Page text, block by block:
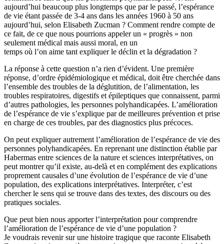
aujourd’hui beaucoup plus longtemps que par le passé, l’espérance
de vie étant passée de 3-4 ans dans les années 1960 à 50 ans
aujourd’hui, selon Elisabeth Zucman ? Comment rendre compte de
ce fait, de ce que nous pourrions appeler un « progrès » non
seulement médical mais aussi moral, en un
temps où l’on aime tant expliquer le déclin et la dégradation ?
La réponse à cette question n’a rien d’évident. Une première
réponse, d’ordre épidémiologique et médical, doit être cherchée dans
l’ensemble des troubles de la déglutition, de l’alimentation, les
troubles respiratoires, digestifs et épileptiques que connaissent, parmi
d’autres pathologies, les personnes polyhandicapées. L’amélioration
de l’espérance de vie s’explique par de meilleures prévention et prise
en charge de ces troubles, par des diagnostics plus précoces.
On peut expliquer autrement l’amélioration de l’espérance de vie des
personnes polyhandicapées. En reprenant une distinction établie par
Habermas entre sciences de la nature et sciences interprétatives, on
peut montrer qu’il existe, au-delà et en complément des explications
proprement causales d’une évolution de l’espérance de vie d’une
population, des explications interprétatives. Interpréter, c’est
chercher le sens qui se trouve dans des textes, des discours ou des
pratiques sociales.
Que peut bien nous apporter l’interprétation pour comprendre
l’amélioration de l’espérance de vie d’une population ?
Je voudrais revenir sur une histoire tragique que raconte Elisabeth